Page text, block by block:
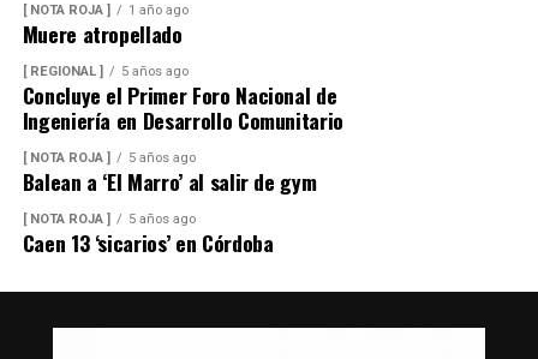
[ NOTA ROJA ] 1 año ago
Muere atropellado
[ REGIONAL ] 5 años ago
Concluye el Primer Foro Nacional de
Ingeniería en Desarrollo Comunitario
[ NOTA ROJA ] 5 años ago
Balean a ‘El Marro’ al salir de gym
[ NOTA ROJA ] 5 años ago
Caen 13 ‘sicarios’ en Córdoba